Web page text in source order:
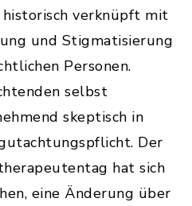
verknüpft mit
und Stigmatisierung
Personen.
selbst
skeptisch in
Der
hat sich
eine Änderung über